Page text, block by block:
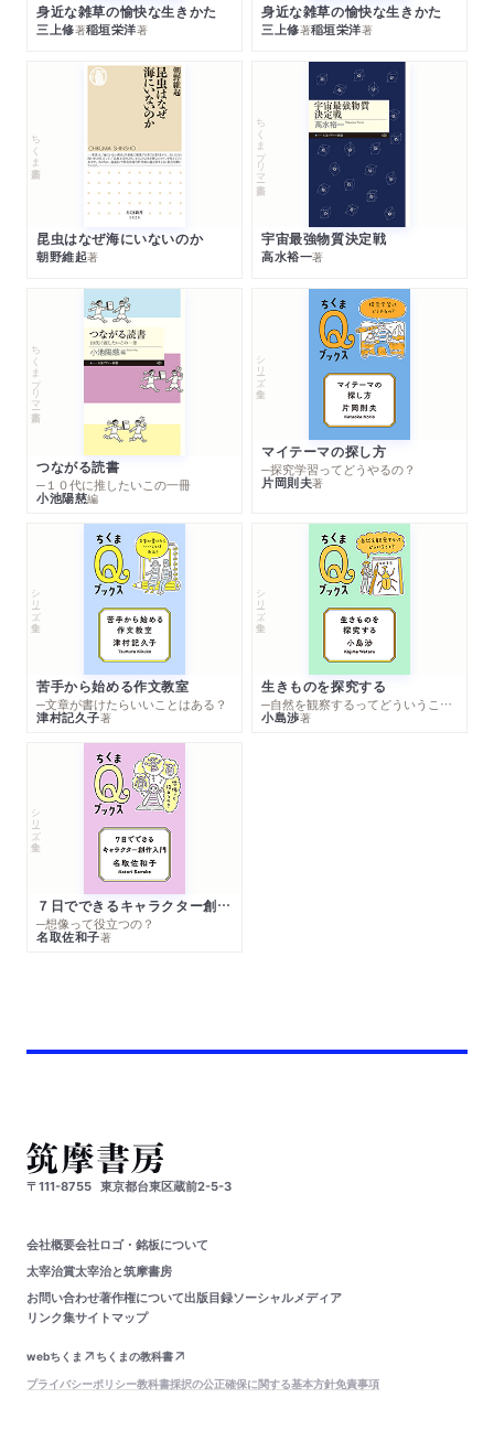
身近な雑草の愉快な生きかた
三上修著稲垣栄洋著
身近な雑草の愉快な生きかた
三上修著稲垣栄洋著
ちくま新書
昆虫はなぜ海にいないのか
朝野維起著
ちくまプリマー新書
宇宙最強物質決定戦
高水裕一著
ちくまプリマー新書
つながる読書
─１０代に推したいこの一冊
小池陽慈編
シリーズ・全集
マイテーマの探し方
─探究学習ってどうやるの？
片岡則夫著
シリーズ・全集
苦手から始める作文教室
─文章が書けたらいいことはある？
津村記久子著
シリーズ・全集
生きものを探究する
─自然を観察するってどういうこと？
小島渉著
シリーズ・全集
７日でできるキャラクター創作入門
─想像って役立つの？
名取佐和子著
〒111-8755 東京都台東区蔵前2-5-3
会社概要会社ロゴ・銘板について
太宰治賞太宰治と筑摩書房
お問い合わせ著作権について出版目録ソーシャルメディア
リンク集サイトマップ
webちくま
ちくまの教科書
プライバシーポリシー教科書採択の公正確保に関する基本方針免責事項